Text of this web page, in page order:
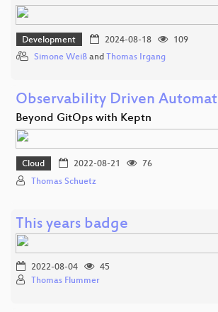
Development 2024-08-18
109
Simone Weiß and Thomas Irgang
Observability Driven
Beyond GitOps with Keptn
Cloud 2022-08-21
76
Thomas Schuetz
This years badge
2022-08-04
45
Thomas Flummer